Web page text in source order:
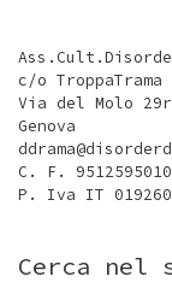
c/o TroppaTrama
Via del Molo 29r
Genova
C. F.
P. Iva IT
Cerca nel